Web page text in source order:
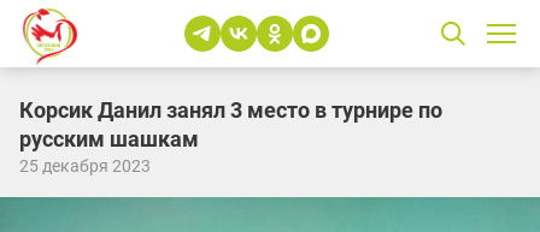
Корсик Данил занял 3 место в турнире по
русским шашкам
25 декабря 2023